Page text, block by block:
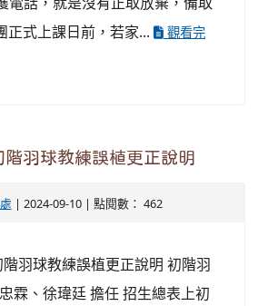
正式上課日前，若家...
觀看完
羽球教練誤植更正說明
| 2024-09-10 | 點閱數： 462
羽球教練誤植更正說明 初階羽
霖、徐瑋廷 擔任 招生總表上初